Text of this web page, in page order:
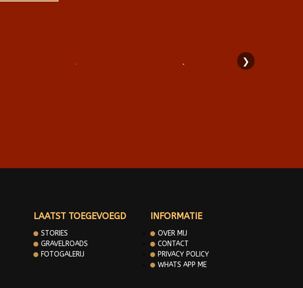
❯
LAATST TOEGEVOEGD
STORIES
GRAVELROADS
FOTOGALERIJ
INFORMATIE
OVER MIJ
CONTACT
PRIVACY POLICY
WHATS APP ME